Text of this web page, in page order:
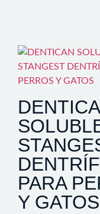
PARA
Y GATOS